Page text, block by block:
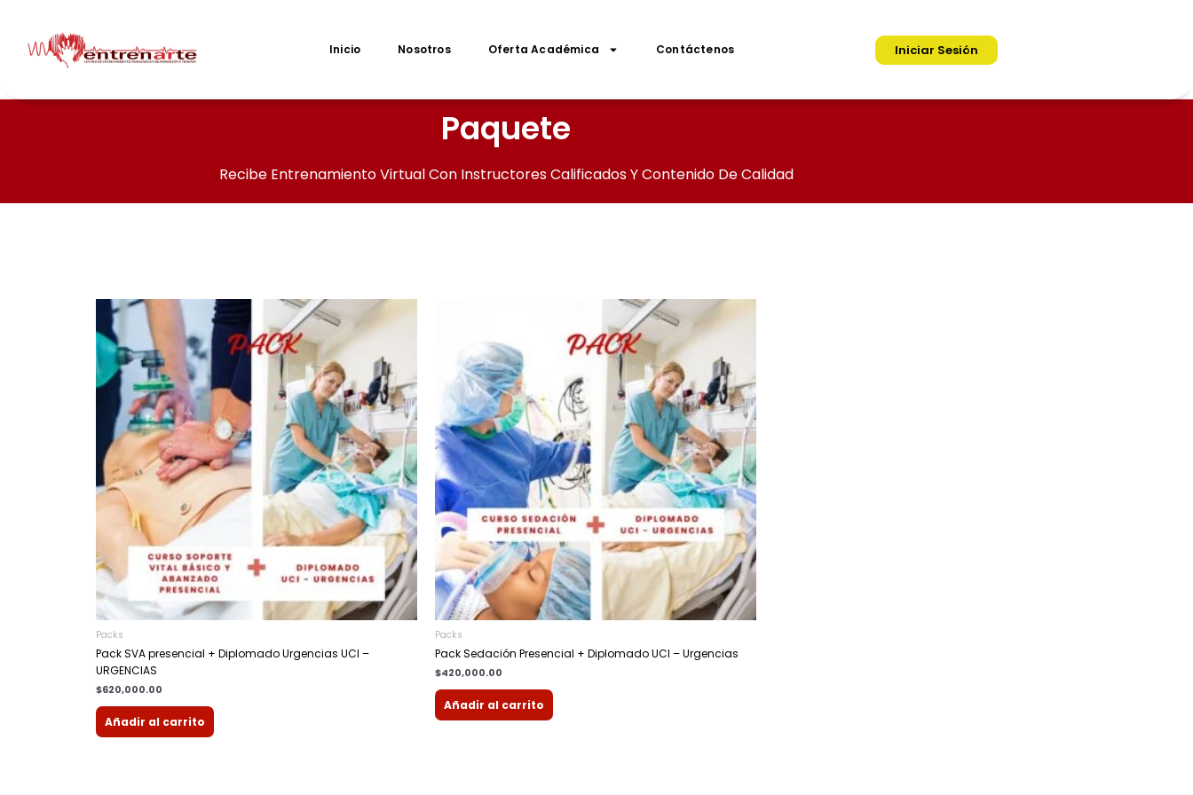
contenido
Inicio Nosotros Oferta Académica Contáctenos Iniciar Sesión
Paquete
Recibe Entrenamiento Virtual Con Instructores Calificados Y Contenido De Calidad
Packs
Pack SVA presencial + Diplomado Urgencias UCI –
URGENCIAS
$620,000.00
Añadir al carrito
Packs
Pack Sedación Presencial + Diplomado UCI – Urgencias
$420,000.00
Añadir al carrito